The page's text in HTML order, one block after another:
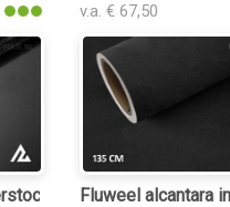
v.a. € 67,50
Fluweel alcantara